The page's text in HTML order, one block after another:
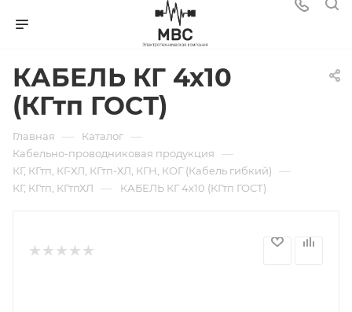
КАБЕЛЬ КГ 4х10
(КГтп ГОСТ)
Главная — Каталог —
Кабельно-проводниковая продукция —
КГ, КГтп, КГ-ХЛ, КГтп-ХЛ, КГН, КОГ (Кабель гибкий) —
КГ, КГтп, КГтпХЛ — КАБЕЛЬ КГ 4х10 (КГтп ГОСТ)